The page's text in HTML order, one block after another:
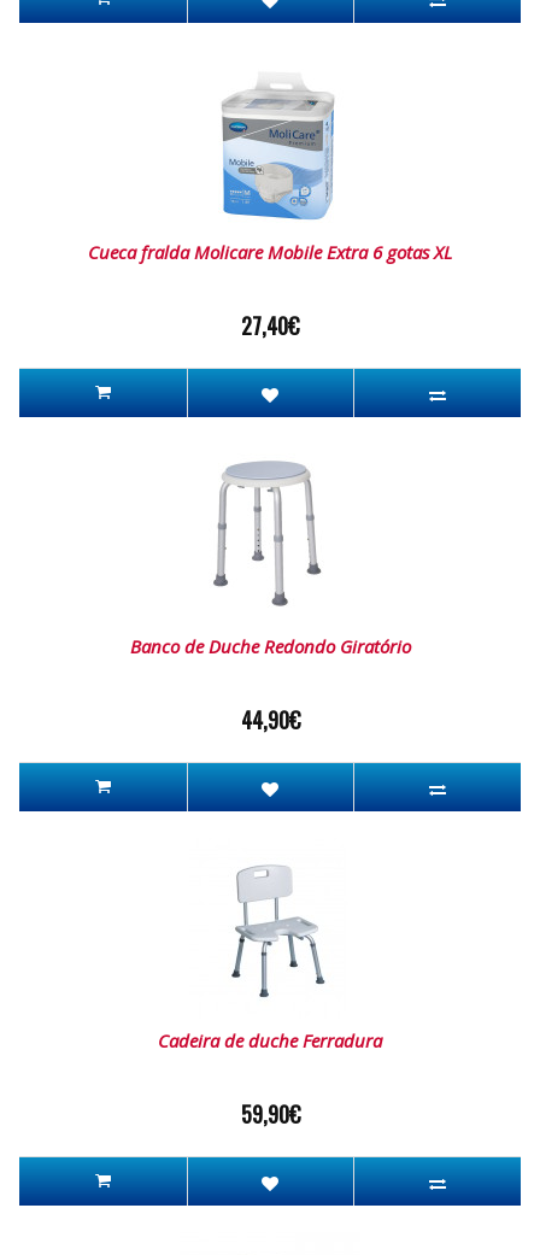
Cueca fralda Molicare Mobile Extra 6 gotas XL
27,40€
Banco de Duche Redondo Giratório
44,90€
Cadeira de duche Ferradura
59,90€